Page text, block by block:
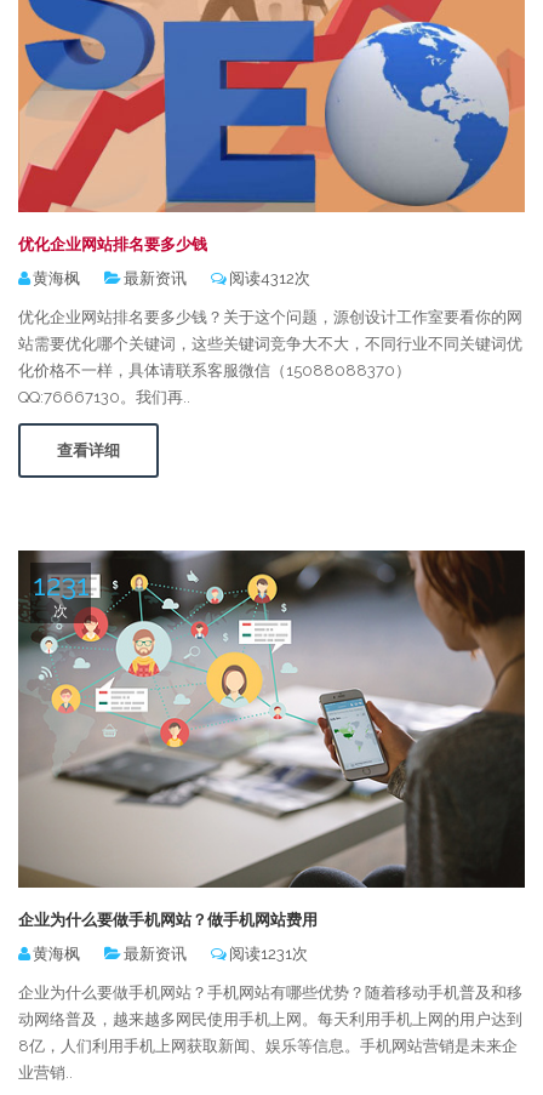
优化企业网站排名要多少钱
黄海枫
最新资讯 阅读4312次
优化企业网站排名要多少钱？关于这个问题，源创设计工作室要看你的网
站需要优化哪个关键词，这些关键词竞争大不大，不同行业不同关键词优
化价格不一样，具体请联系客服微信（15088088370）
QQ:76667130。我们再..
查看详细
1231
次
企业为什么要做手机网站？做手机网站费用
黄海枫
最新资讯 阅读1231次
企业为什么要做手机网站？手机网站有哪些优势？随着移动手机普及和移
动网络普及，越来越多网民使用手机上网。每天利用手机上网的用户达到
8亿，人们利用手机上网获取新闻、娱乐等信息。手机网站营销是未来企
业营销..